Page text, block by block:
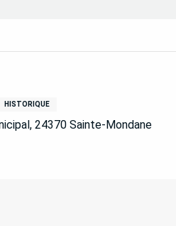
HISTORIQUE
24370 Sainte-Mondane